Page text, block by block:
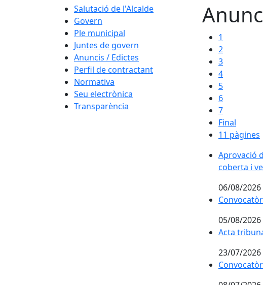
Salutació de l'Alcalde
Govern
Ple municipal
Juntes de govern
Anuncis / Edictes
Perfil de contractant
Normativa
Seu electrònica
Transparència
1
2
3
4
5
6
7
Final
11 pàgines
Aprovació
coberta i
06/08/2026
05/08/2026
Acta
23/07/2026